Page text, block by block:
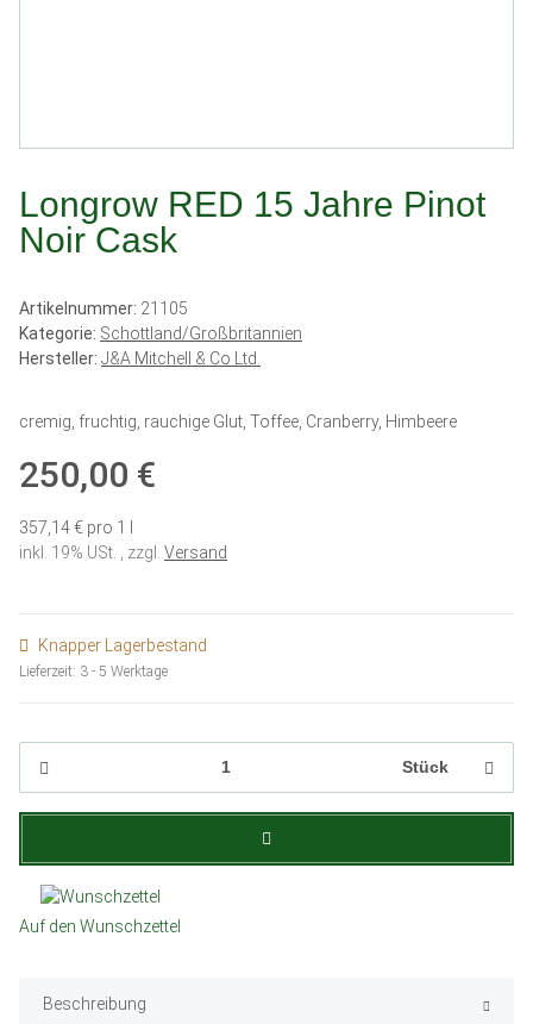
Longrow RED 15 Jahre Pinot
Noir Cask
Artikelnummer: 21105
Kategorie: Schottland/Großbritannien
Hersteller: J&A Mitchell & Co Ltd.
cremig, fruchtig, rauchige Glut, Toffee, Cranberry, Himbeere
250,00 €
357,14 € pro 1 l
inkl. 19% USt. , zzgl. Versand
Knapper Lagerbestand
Lieferzeit: 3 - 5 Werktage
Stück
Auf den Wunschzettel
Beschreibung